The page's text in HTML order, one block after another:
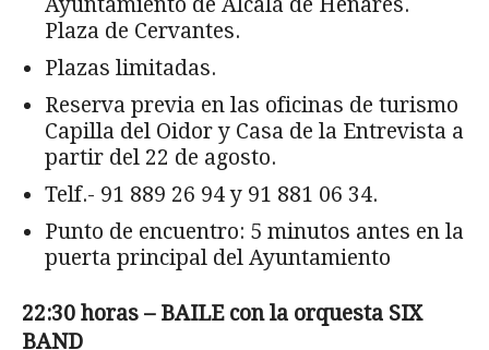
Plaza de Cervantes.
Plazas limitadas.
Reserva previa en las oficinas de turismo
Capilla del Oidor y Casa de la Entrevista a
partir del 22 de agosto.
Telf.- 91 889 26 94y 91 881 06 34.
Punto de encuentro: 5 minutos antes en la
puerta principal del Ayuntamiento
22:30 horas – BAILE con la orquesta SIX
BAND